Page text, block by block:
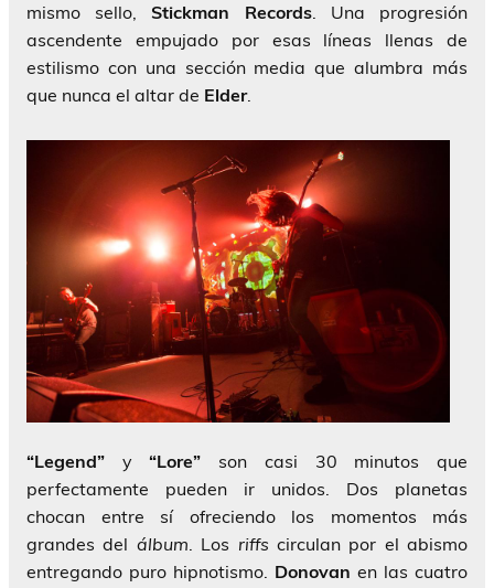
mismo sello, Stickman Records. Una progresión
ascendente empujado por esas líneas llenas de
estilismo con una sección media que alumbra más
que nunca el altar de Elder.
“Legend” y“Lore” son casi 30 minutos que
perfectamente pueden ir unidos. Dos planetas
chocan entre sí ofreciendo los momentos más
grandes del álbum. Los riffs circulan por el abismo
entregando puro hipnotismo. Donovan en las cuatro